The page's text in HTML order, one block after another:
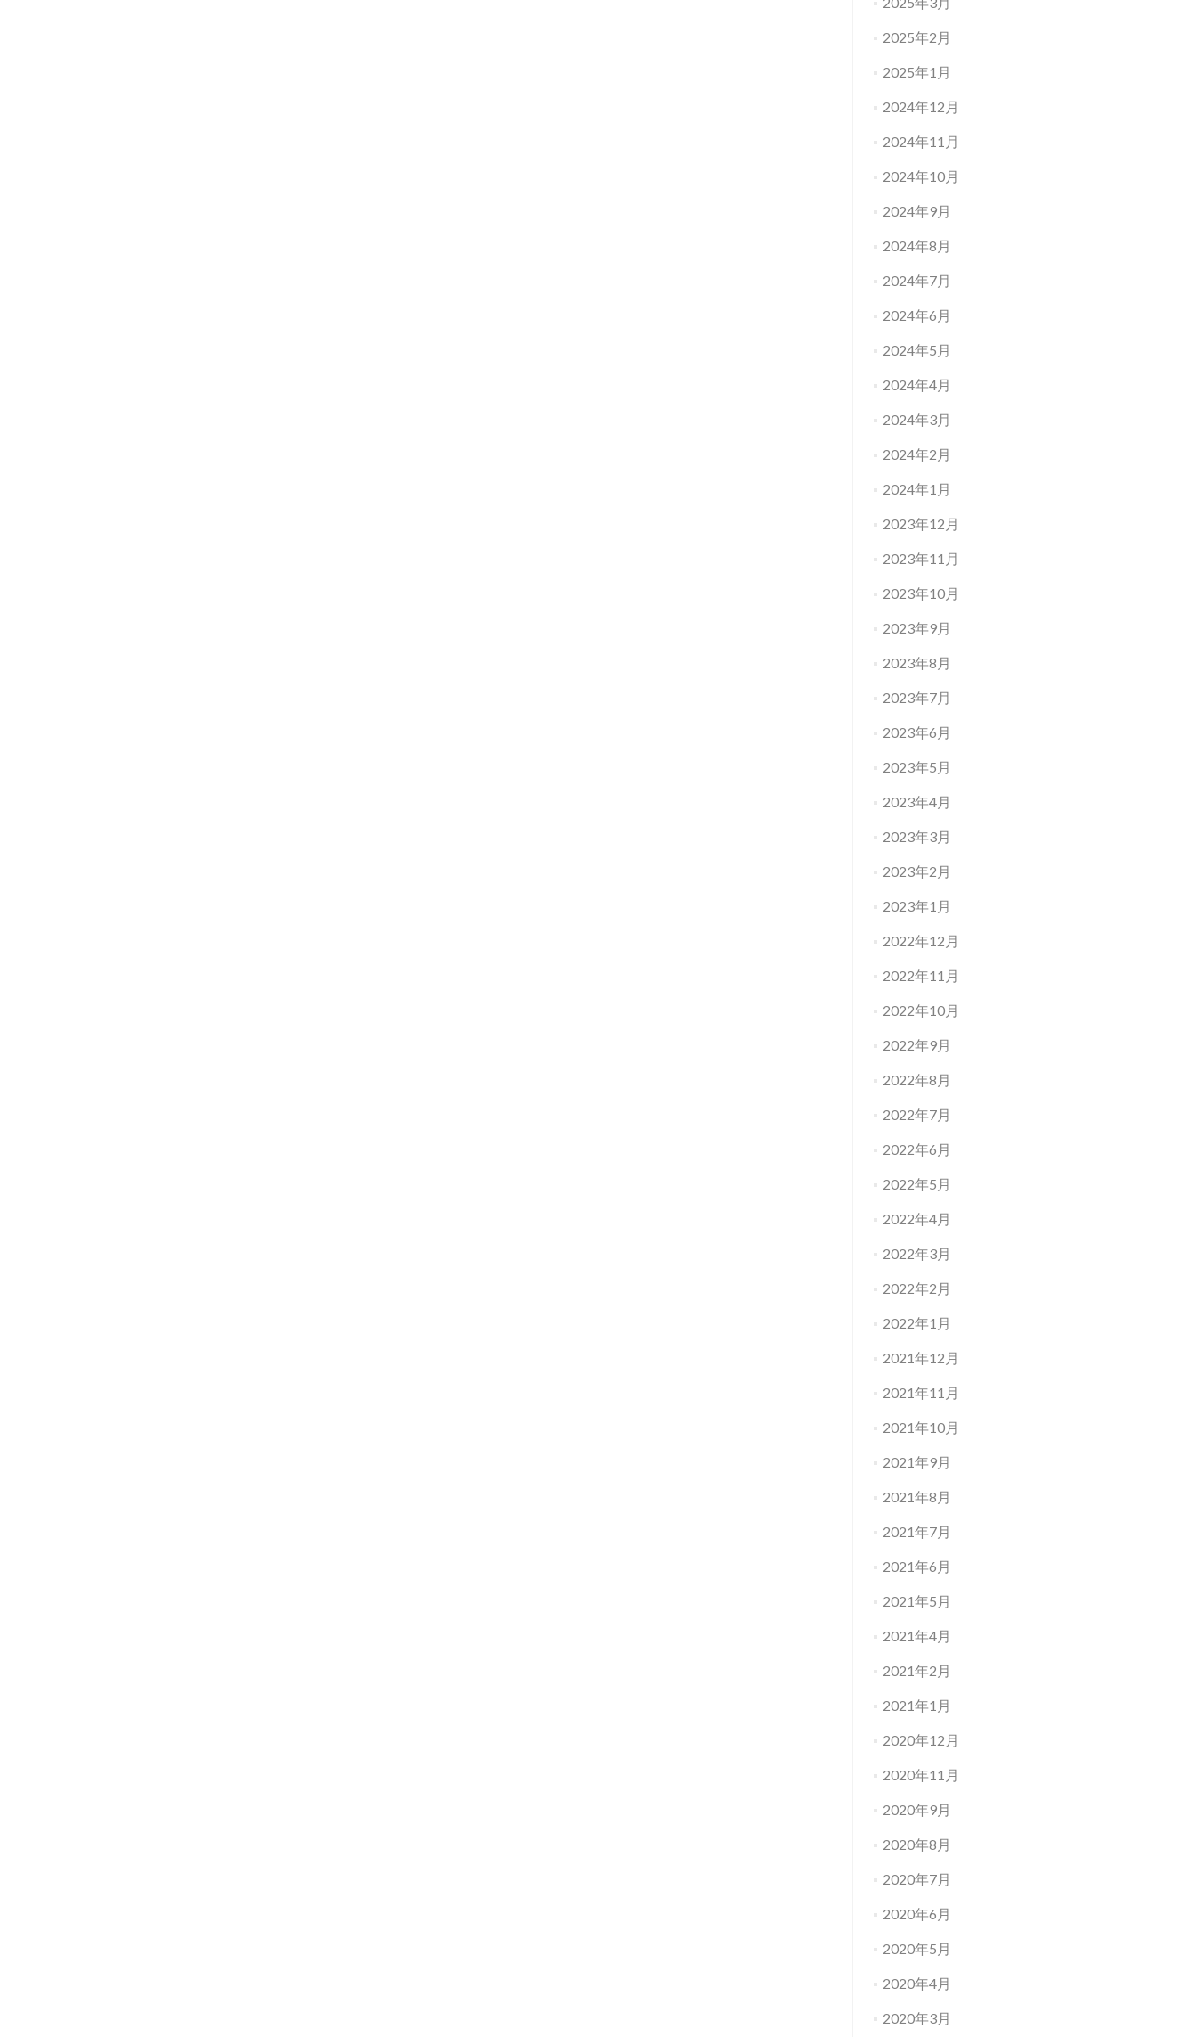
2025年2月
2025年1月
2024年12月
2024年11月
2024年10月
2024年9月
2024年8月
2024年7月
2024年6月
2024年5月
2024年4月
2024年3月
2024年2月
2024年1月
2023年12月
2023年11月
2023年10月
2023年9月
2023年8月
2023年7月
2023年6月
2023年5月
2023年4月
2023年3月
2023年2月
2023年1月
2022年12月
2022年11月
2022年10月
2022年9月
2022年8月
2022年7月
2022年6月
2022年5月
2022年4月
2022年3月
2022年2月
2022年1月
2021年12月
2021年11月
2021年10月
2021年9月
2021年8月
2021年7月
2021年6月
2021年5月
2021年4月
2021年2月
2021年1月
2020年12月
2020年11月
2020年9月
2020年8月
2020年7月
2020年6月
2020年5月
2020年4月
2020年3月